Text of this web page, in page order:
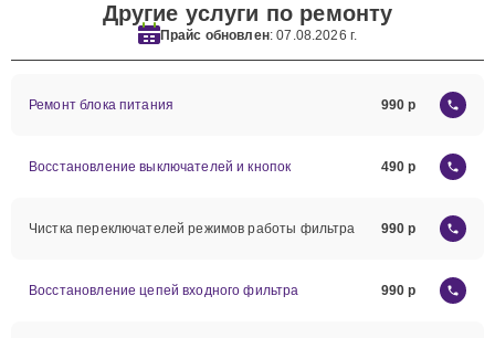
Другие услуги по ремонту
Прайс обновлен: 07.08.2026 г.
Ремонт блока питания 990
Восстановление выключателей и кнопок 490
Чистка переключателей режимов работы фильтра 990
Восстановление цепей входного фильтра 990